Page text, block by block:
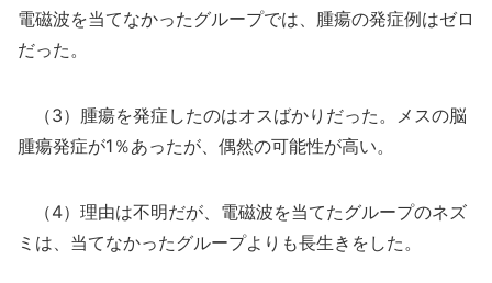
電磁波を当てなかったグループでは、腫瘍の発症例はゼロ
だった。
（3）腫瘍を発症したのはオスばかりだった。メスの脳
腫瘍発症が1％あったが、偶然の可能性が高い。
（4）理由は不明だが、電磁波を当てたグループのネズ
ミは、当てなかったグループよりも長生きをした。